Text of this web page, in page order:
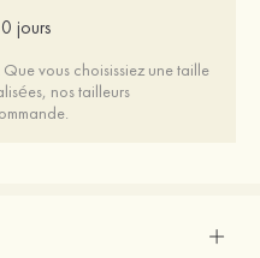
jours
vous choisissiez une taille
nos tailleurs